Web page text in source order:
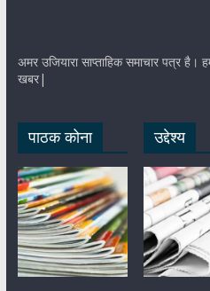
अमर उजियारा साप्ताहिक समाचार पत्र
खबर|
पाठक कोना उद्देश्य